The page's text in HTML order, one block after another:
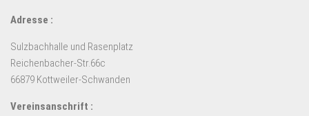
Adresse :
Sulzbachhalle und Rasenplatz
Reichenbacher-Str.66c
66879 Kottweiler-Schwanden
Vereinsanschrift :